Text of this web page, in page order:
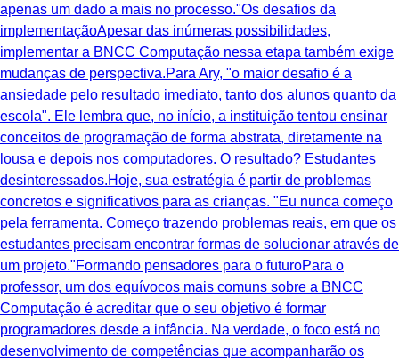
apenas um dado a mais no processo."Os desafios da
implementaçãoApesar das inúmeras possibilidades,
implementar a BNCC Computação nessa etapa também exige
mudanças de perspectiva.Para Ary, "o maior desafio é a
ansiedade pelo resultado imediato, tanto dos alunos quanto da
escola". Ele lembra que, no início, a instituição tentou ensinar
conceitos de programação de forma abstrata, diretamente na
lousa e depois nos computadores. O resultado? Estudantes
desinteressados.Hoje, sua estratégia é partir de problemas
concretos e significativos para as crianças. "Eu nunca começo
pela ferramenta. Começo trazendo problemas reais, em que os
estudantes precisam encontrar formas de solucionar através de
um projeto."Formando pensadores para o futuroPara o
professor, um dos equívocos mais comuns sobre a BNCC
Computação é acreditar que o seu objetivo é formar
programadores desde a infância. Na verdade, o foco está no
desenvolvimento de competências que acompanharão os